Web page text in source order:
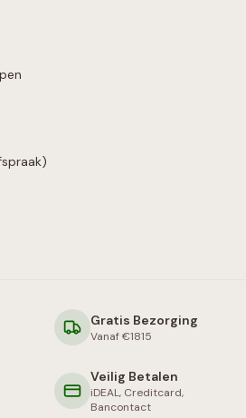
Gratis Bezorging
Vanaf €1815
Veilig Betalen
iDEAL, Creditcard,
Bancontact